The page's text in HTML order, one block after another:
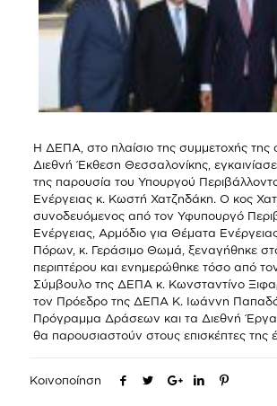
Η ΔΕΠΑ, στο πλαίσιο της συμμετοχής της
Διεθνή Έκθεση Θεσσαλονίκης, εγκαινίασε
της παρουσία του Υπουργού
Ενέργειας κ. Κωστή Χατζηδάκη. Ο κος
συνοδευόμενος από τον Υφυπουργό
Ενέργειας, Αρμόδιο για Θέματα
Πόρων, κ. Γεράσιμο Θωμά, ξεναγήθηκε
περιπτέρου και ενημερώθηκε τόσο από
Σύμβουλο της ΔΕΠΑ κ. Κωνσταντίνο
τον Πρόεδρο της ΔΕΠΑ Κ. Ιωάννη
Πρόγραμμα Δράσεων και τα Διεθνή
θα παρουσιαστούν στους επισκέπτες της
Κοινοποίηση